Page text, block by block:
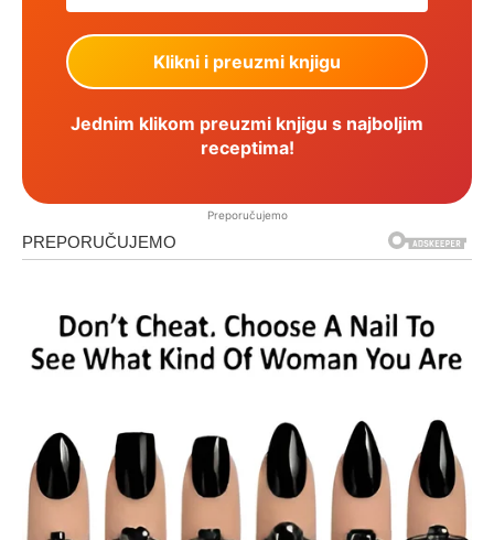
Jednim klikom preuzmi knjigu s najboljim
receptima!
Preporučujemo